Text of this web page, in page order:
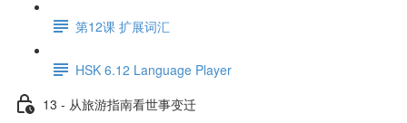
第12课 扩展词汇
HSK 6.12 Language Player
13 - 从旅游指南看世事变迁